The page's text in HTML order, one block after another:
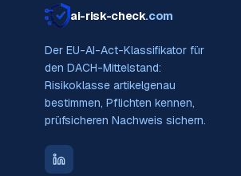
ai-risk-check.com
Der EU-AI-Act-Klassifikator für
den DACH-Mittelstand:
Risikoklasse artikelgenau
bestimmen, Pflichten kennen,
prüfsicheren Nachweis sichern.